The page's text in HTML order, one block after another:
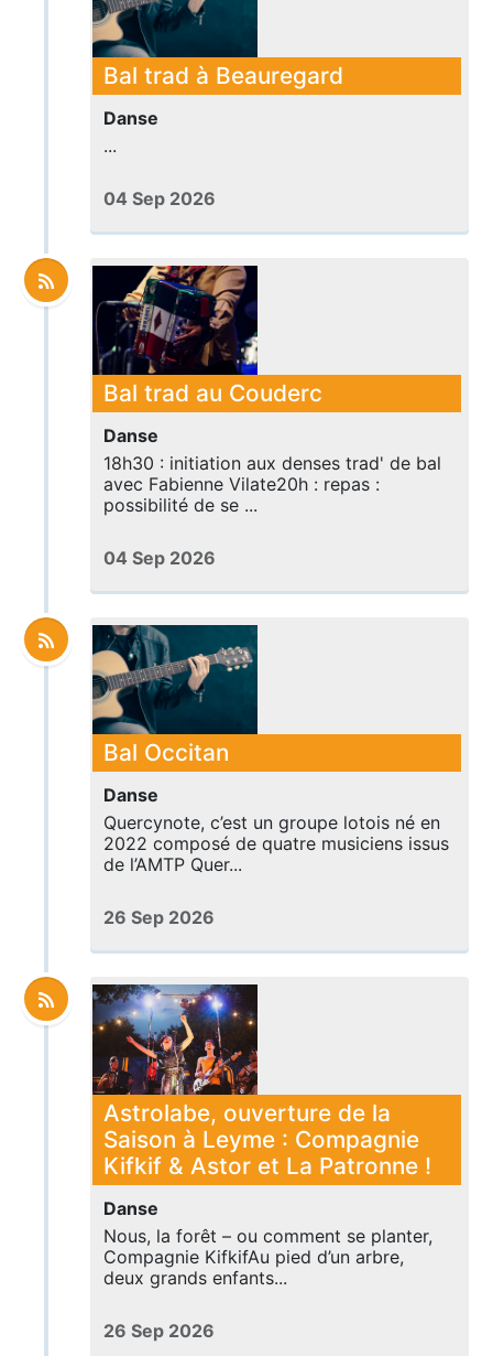
Bal trad à Beauregard
Danse
...
04 Sep 2026
Bal trad au Couderc
Danse
18h30 : initiation aux denses trad' de bal
avec Fabienne Vilate20h : repas :
possibilité de se ...
04 Sep 2026
Bal Occitan
Danse
Quercynote, c’est un groupe lotois né en
2022 composé de quatre musiciens issus
de l’AMTP Quer...
26 Sep 2026
Astrolabe, ouverture de la
Saison à Leyme : Compagnie
Kifkif & Astor et La Patronne !
Danse
Nous, la forêt – ou comment se planter,
Compagnie KifkifAu pied d’un arbre,
deux grands enfants...
26 Sep 2026